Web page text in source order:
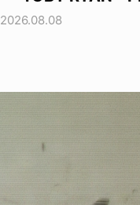
2026.08.08